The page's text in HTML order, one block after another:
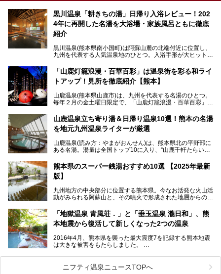
黒川温泉「耕きちの湯」日帰り入浴レビュー！202
4年に再開した名湯を大浴場・家族風呂ともに徹底
紹介
黒川温泉(熊本県南小国町)は阿蘇山麓の北端付近に位置し、
九州を代表する人気温泉地のひとつ。入浴手形が大ヒット
す。
中でも「耕きち(こうきち)の湯」は露天風呂を持たないもの
り一度廃業しましたが、2024年10月に営業再開。数多くの
温泉ファンに注目される名湯です。
今回は再開した耕きちの湯を訪問し、全浴室(男女別大浴
「山鹿灯籠浪漫・百華百彩」は温泉街を彩る和ライ
トアップ！見所を徹底紹介【熊本】
山鹿温泉(熊本県山鹿市)は、九州を代表する名湯のひとつ。
毎年２月の金土曜日限定で、「山鹿灯籠浪漫・百華百彩」
ます。和傘や竹、ろうそくなどを用いて、和情緒たっぷりの
ライトアップが無料で楽しめます。
日、の合計8日間開催。今回は地元九州在住の筆者が、その
見所を徹底紹介。併せて、その他イベントや立ち寄り湯も併
山鹿温泉立ち寄り湯＆日帰り温泉10選！熊本の名湯
を地元九州温泉ライターが厳選
山鹿温泉(読み方：やまがおんせん)は、熊本県北の平野部に
ある名湯。湯量は全国トップ10に入り、“山鹿千軒たらいな
泉質であり、お湯の良さにも定評があります。
今回は地元九州の温泉ライターの私が実際に入浴した中か
設・家族風呂の3パターンに分類し、合計10施設を厳選して
ご紹介。ぜひ、湯めぐりの参考にして下さいね！
熊本県のスーパー銭湯おすすめ10選 【2025年最新
版】
九州地方の中央部分に位置する熊本県。今なお活発な火山活
動がみられる阿蘇山と、その噴火で形成された地層からの湧
す。
そんな熊本県は、県内の至るところから温泉が湧いている温
泉県でもあります。山鹿温泉、玉名温泉、黒川温泉、人吉温
出すスーパー銭湯が豊富です。なかでも注目のスーパー銭湯
をピックアップしました。
「地獄温泉 青風荘．」と「垂玉温泉 瀧日和」、熊
本地震から復活して新しくなった2つの温泉
2016年4月、熊本県を襲った最大震度7を記録する熊本地震
は大きな被害をもたらしました。
阿蘇山麓の南阿蘇村の「地獄温泉 清風荘」、そして「清風
荘」から400mほど離れた「垂玉（たるたま）温泉 山口旅
館」の2軒は、この地震による土砂崩れなどのために、一時
ニフティ温泉ニュースTOPへ